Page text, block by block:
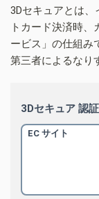
3Dセキュアとは
トカード決済時
ービス」の仕組み
第三者によるなり
3Dセキュア 認
EC サイト